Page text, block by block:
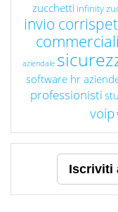
zucchetti infinity
invio
aziendale
software hr
professionisti
voip
Iscriviti